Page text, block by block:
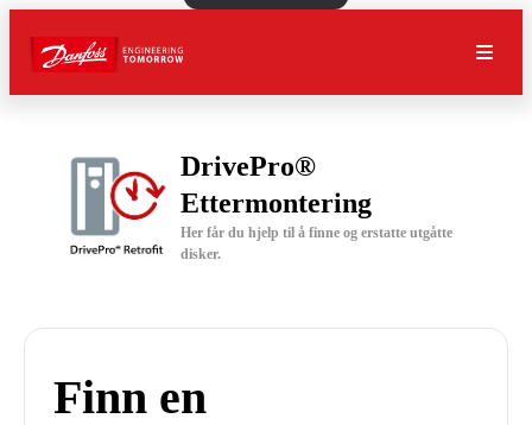
DrivePro®
Ettermontering
Her får du hjelp til å finne og erstatte utgåtte
disker.
Finn en